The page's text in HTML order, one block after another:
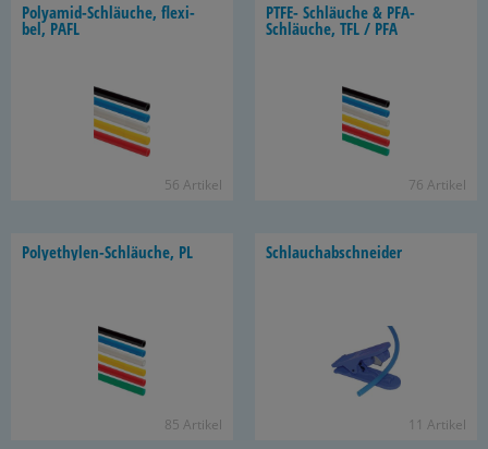
Polyamid-​Schläuche, fle­xi­
bel, PAFL
56 Ar­ti­kel
PTFE- Schläu­che & PFA-​
Schläuche, TFL / PFA
76 Ar­ti­kel
Polyethylen-​Schläuche, PL
85 Ar­ti­kel
Schlauch­ab­schnei­der
11 Ar­ti­kel